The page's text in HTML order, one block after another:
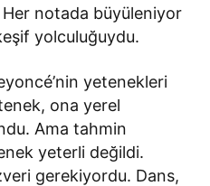
notada büyüleniyor
yolculuğuydu.
yetenekleri
ona yerel
Ama tahmin
yeterli değildi.
gerekiyordu. Dans,